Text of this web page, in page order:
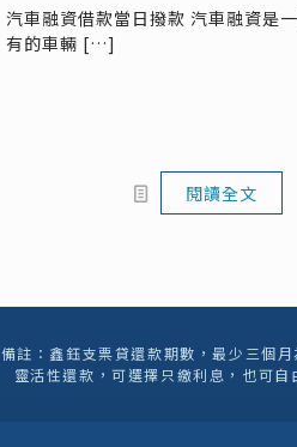
汽車融資借款當日撥款 汽車融資是
有的車輛 […]
閱讀全文
備註：鑫鈺支票貸還款期數，最少三個
靈活性還款，可選擇只繳利息，也可